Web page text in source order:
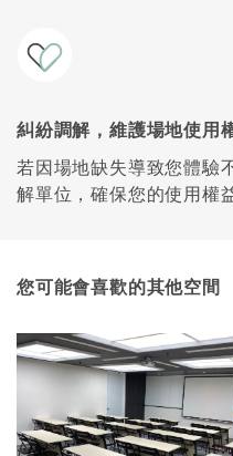
糾紛調解，維護場地使用
若因場地缺失導致您體驗
解單位，確保您的使用權
您可能會喜歡的其他空間